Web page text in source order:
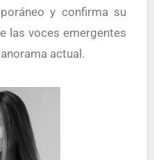
y confirma su
las voces emergentes
actual.